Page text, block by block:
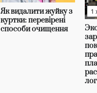
Як видалити жуйку з
куртки: перевірені
способи очищення
1